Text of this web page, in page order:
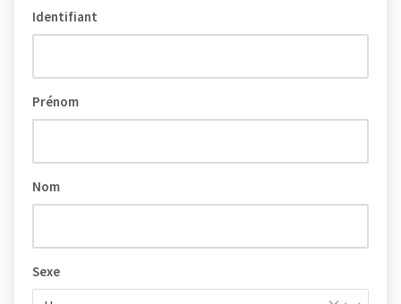
Identifiant
Prénom
Nom
Sexe